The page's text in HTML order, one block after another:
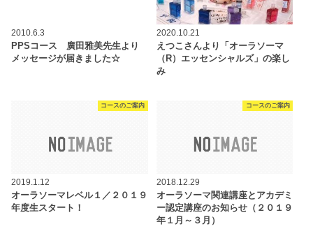
2010.6.3
PPSコース 廣田雅美先生より
メッセージが届きました☆
2020.10.21
えつこさんより「オーラソーマ
（R）エッセンシャルズ」の楽し
み
コースのご案内
2019.1.12
オーラソーマレベル１／２０１９
年度生スタート！
コースのご案内
2018.12.29
オーラソーマ関連講座とアカデミ
ー認定講座のお知らせ（２０１９
年１月～３月）